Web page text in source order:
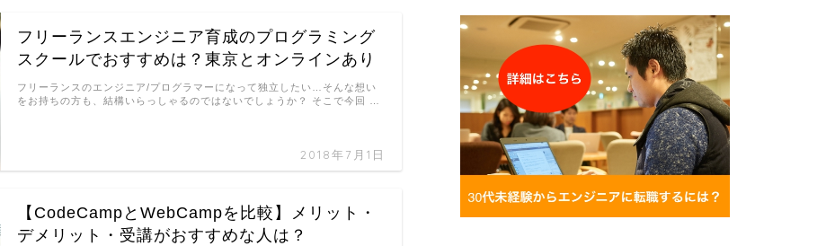
フリーランスエンジニア育成のプログラミング
スクールでおすすめは？東京とオンラインあり
2018年7月1日
フリーランスのエンジニア/プログラマーになって独立したい…そんな想い
をお持ちの方も、結構いらっしゃるのではないでしょうか？ そこで今回 …
【CodeCampとWebCampを比較】メリット・
デメリット・受講がおすすめな人は？